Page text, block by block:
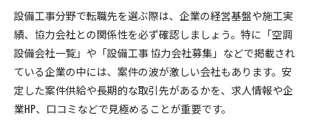
設備工事分野で転職先を選ぶ際は、企業の経営基盤や施工実
績、協力会社との関係性を必ず確認しましょう。特に「空調
設備会社一覧」や「設備工事 協力会社募集」などで掲載され
ている企業の中には、案件の波が激しい会社もあります。安
定した案件供給や長期的な取引先があるかを、求人情報や企
業HP、口コミなどで見極めることが重要です。